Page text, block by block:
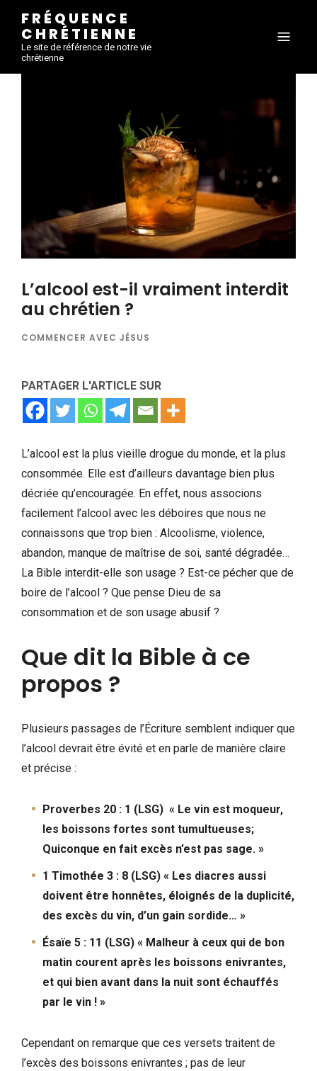
FRÉQUENCE
CHRÉTIENNE
Le site de référence de notre vie
chrétienne
L’alcool est-il vraiment interdit
au chrétien ?
COMMENCER AVEC JÉSUS
PARTAGER L'ARTICLE SUR
L’alcool est la plus vieille drogue du monde, et la plus
consommée. Elle est d’ailleurs davantage bien plus
décriée qu’encouragée. En effet, nous associons
facilement l’alcool avec les déboires que nous ne
connaissons que trop bien : Alcoolisme, violence,
abandon, manque de maîtrise de soi, santé dégradée…
La Bible interdit-elle son usage ? Est-ce pécher que de
boire de l’alcool ? Que pense Dieu de sa
consommation et de son usage abusif ?
Que dit la Bible à ce
propos ?
Plusieurs passages de l’Écriture semblent indiquer que
l’alcool devrait être évité et en parle de manière claire
et précise :
Proverbes 20 : 1 (LSG) « Le vin est moqueur,
les boissons fortes sont tumultueuses;
Quiconque en fait excès n’est pas sage. »
1 Timothée 3 : 8 (LSG) « Les diacres aussi
doivent être honnêtes, éloignés de la duplicité,
des excès du vin, d’un gain sordide… »
Ésaïe 5 : 11 (LSG) « Malheur à ceux qui de bon
matin courent après les boissons enivrantes,
et qui bien avant dans la nuit sont échauffés
par le vin ! »
Cependant on remarque que ces versets traitent de
l’excès des boissons enivrantes ; pas de leur